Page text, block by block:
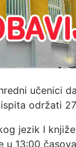
učenici
održati
jezik I
u 13:00